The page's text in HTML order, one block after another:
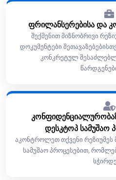
ფრილანსერებისა და
შექმენით მიზნობრივი
დოკუმენტები
კონკრეტულ
დესკტოპ სამუშაო
აკონტროლეთ თქვენი რეზიუმეს
სამუშაო პროცესებით,